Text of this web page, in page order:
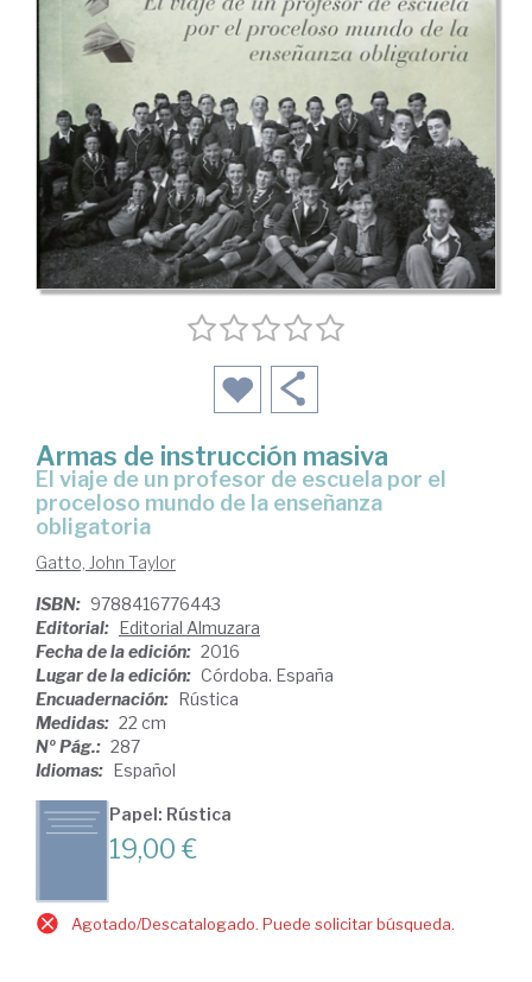
Armas de instrucción masiva
el viaje de un profesor de escuela por el
proceloso mundo de la enseñanza
obligatoria
Gatto, John Taylor
ISBN: 9788416776443
Editorial:
Editorial Almuzara
Fecha de la edición: 2016
Lugar de la edición: Córdoba. España
Encuadernación:
Rústica
Medidas: 22 cm
Nº Pág.: 287
Idiomas:
Español
Papel: Rústica
19,00 €
Agotado/Descatalogado. Puede solicitar búsqueda.